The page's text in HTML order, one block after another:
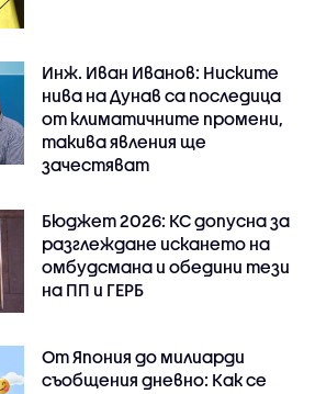
Инж. Иван Иванов: Ниските
нива на Дунав са последица
от климатичните промени,
такива явления ще
зачестяват
Бюджет 2026: КС допусна за
разглеждане искането на
омбудсмана и обедини тези
на ПП и ГЕРБ
От Япония до милиарди
съобщения дневно: Как се